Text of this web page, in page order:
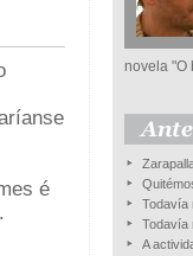
é
novela "O
Todavía
Todavía
A